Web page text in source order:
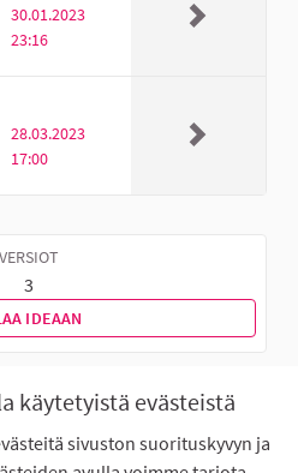
käytetyistä evästeistä
sivuston suorituskyvyn ja
30.01.2023
23:16
28.03.2023
17:00
VERSIOT
3
IDEAAN